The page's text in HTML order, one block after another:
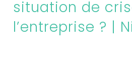
situation de
l’entreprise ? |